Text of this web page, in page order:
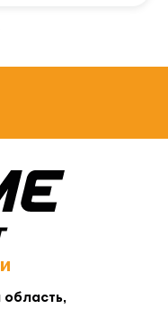
область,